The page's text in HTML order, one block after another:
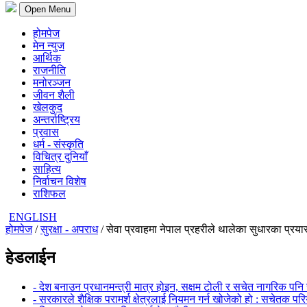
Open Menu
होमपेज
मेन न्युज
आर्थिक
राजनीति
मनोरञ्जन
जीवन शैली
खेलकुद
अन्तर्राष्ट्रिय
प्रवास
धर्म - संस्कृति
विचित्र दुनियाँ
साहित्य
निर्वाचन विशेष
राशिफल
ENGLISH
होमपेज/सुरक्षा - अपराध/ सेवा प्रवाहमा नेपाल प्रहरीले थालेका सुधारका
हेडलाईन
- देश बनाउन प्रधानमन्त्री मात्र होइन, सक्षम टोली र सचेत नागरिक पनि
- सरकारले शैक्षिक परामर्श क्षेत्रलाई नियमन गर्न खोजेको हो : सचेतक